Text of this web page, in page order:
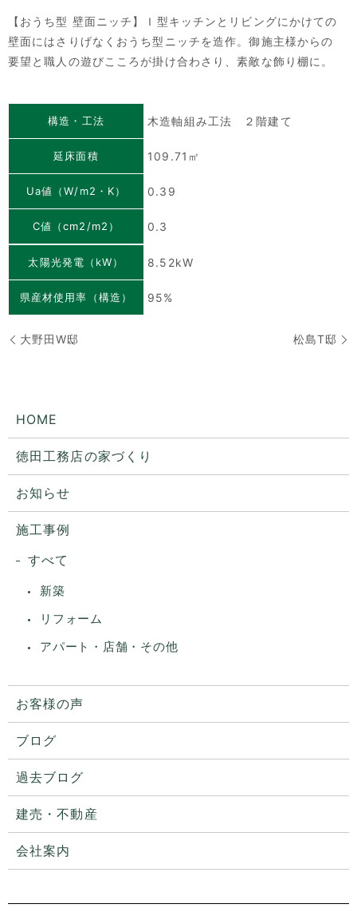
【おうち型 壁面ニッチ】Ｉ型キッチンとリビングにかけての
壁面にはさりげなくおうち型ニッチを造作。御施主様からの
要望と職人の遊びこころが掛け合わさり、素敵な飾り棚に。
構造・工法 木造軸組み工法 ２階建て
延床面積 109.71㎡
Ua値（W/m2・K） 0.39
C値（cm2/m2） 0.3
太陽光発電（kW） 8.52kW
県産材使用率（構造） 95%
大野田W邸 松島T邸
HOME
徳田工務店の家づくり
お知らせ
施工事例
すべて
新築
リフォーム
アパート・店舗・その他
お客様の声
ブログ
過去ブログ
建売・不動産
会社案内